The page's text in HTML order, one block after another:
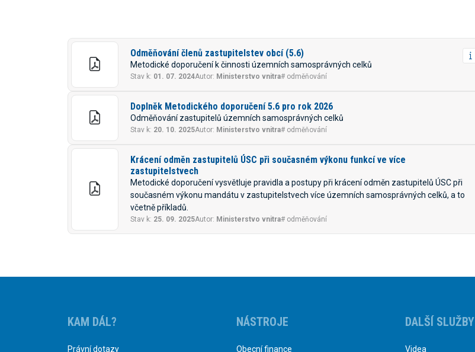
Odměňování členů zastupitelstev obcí (5.6)
Metodické doporučení k činnosti územních samosprávných celků
Stav k: 01. 07. 2024Autor: Ministerstvo vnitra# odměňování
Doplněk Metodického doporučení 5.6 pro rok 2026
Odměňování zastupitelů územních samosprávných celků
Stav k: 20. 10. 2025Autor: Ministerstvo vnitra# odměňování
Krácení odměn zastupitelů ÚSC při současném výkonu funkcí ve více
zastupitelstvech
Metodické doporučení vysvětluje pravidla a postupy při krácení odměn zastupitelů ÚSC při
současném výkonu mandátu v zastupitelstvech více územních samosprávných celků, a to
včetně příkladů.
Stav k: 25. 09. 2025Autor: Ministerstvo vnitra# odměňování
KAM DÁL?
Právní dotazy
NÁSTROJE
Obecní finance
DALŠÍ SLUŽBY
Videa